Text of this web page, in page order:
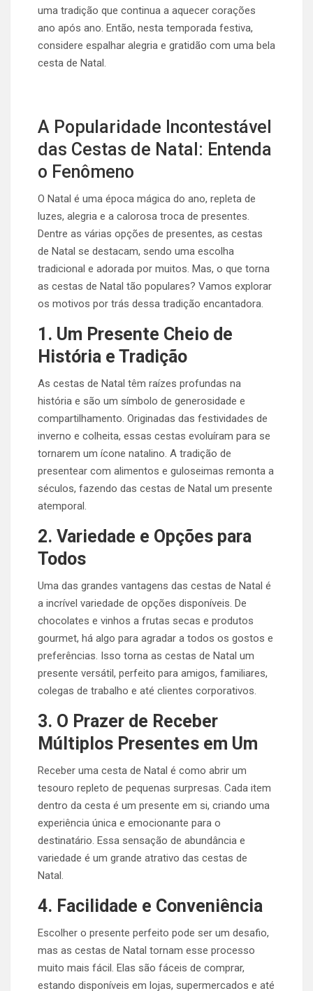
uma tradição que continua a aquecer corações
ano após ano. Então, nesta temporada festiva,
considere espalhar alegria e gratidão com uma bela
cesta de Natal.
A Popularidade Incontestável
das Cestas de Natal: Entenda
o Fenômeno
O Natal é uma época mágica do ano, repleta de
luzes, alegria e a calorosa troca de presentes.
Dentre as várias opções de presentes, as cestas
de Natal se destacam, sendo uma escolha
tradicional e adorada por muitos. Mas, o que torna
as cestas de Natal tão populares? Vamos explorar
os motivos por trás dessa tradição encantadora.
1. Um Presente Cheio de
História e Tradição
As cestas de Natal têm raízes profundas na
história e são um símbolo de generosidade e
compartilhamento. Originadas das festividades de
inverno e colheita, essas cestas evoluíram para se
tornarem um ícone natalino. A tradição de
presentear com alimentos e guloseimas remonta a
séculos, fazendo das cestas de Natal um presente
atemporal.
2. Variedade e Opções para
Todos
Uma das grandes vantagens das cestas de Natal é
a incrível variedade de opções disponíveis. De
chocolates e vinhos a frutas secas e produtos
gourmet, há algo para agradar a todos os gostos e
preferências. Isso torna as cestas de Natal um
presente versátil, perfeito para amigos, familiares,
colegas de trabalho e até clientes corporativos.
3. O Prazer de Receber
Múltiplos Presentes em Um
Receber uma cesta de Natal é como abrir um
tesouro repleto de pequenas surpresas. Cada item
dentro da cesta é um presente em si, criando uma
experiência única e emocionante para o
destinatário. Essa sensação de abundância e
variedade é um grande atrativo das cestas de
Natal.
4. Facilidade e Conveniência
Escolher o presente perfeito pode ser um desafio,
mas as cestas de Natal tornam esse processo
muito mais fácil. Elas são fáceis de comprar,
estando disponíveis em lojas, supermercados e até